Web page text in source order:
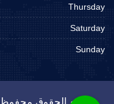
Thursday
Saturday
Sunday